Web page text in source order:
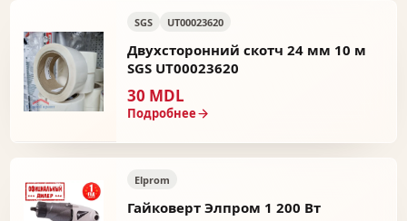
SGS UT00023620
Двухсторонний скотч 24 мм 10 м
SGS UT00023620
30 MDL
Подробнее
Elprom
Гайковерт Элпром 1 200 Вт